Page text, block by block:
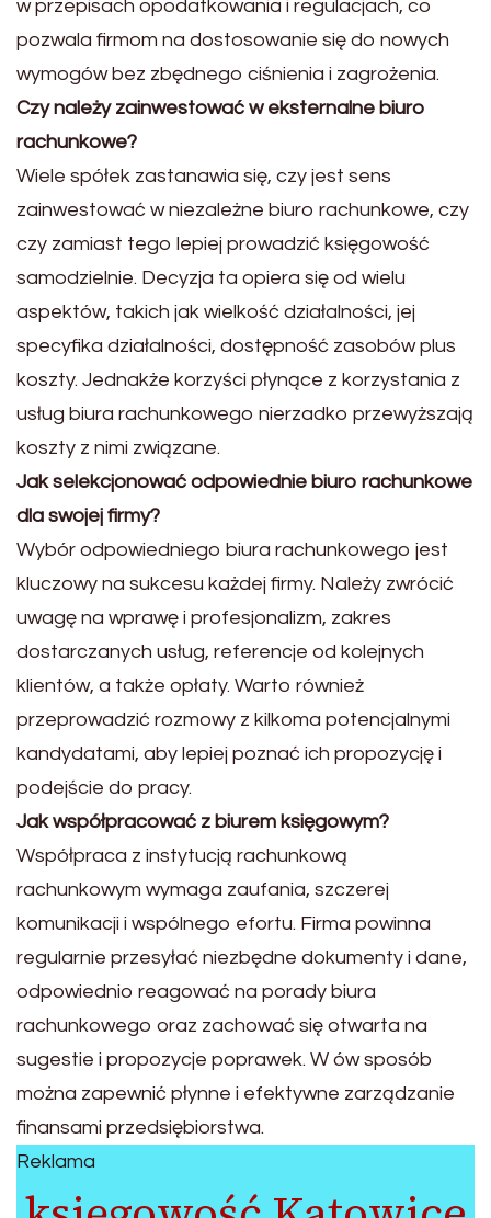
w przepisach opodatkowania i regulacjach, co
pozwala firmom na dostosowanie się do nowych
wymogów bez zbędnego ciśnienia i zagrożenia.
Czy należy zainwestować w eksternalne biuro
rachunkowe?
Wiele spółek zastanawia się, czy jest sens
zainwestować w niezależne biuro rachunkowe, czy
czy zamiast tego lepiej prowadzić księgowość
samodzielnie. Decyzja ta opiera się od wielu
aspektów, takich jak wielkość działalności, jej
specyfika działalności, dostępność zasobów plus
koszty. Jednakże korzyści płynące z korzystania z
usług biura rachunkowego nierzadko przewyższają
koszty z nimi związane.
Jak selekcjonować odpowiednie biuro rachunkowe
dla swojej firmy?
Wybór odpowiedniego biura rachunkowego jest
kluczowy na sukcesu każdej firmy. Należy zwrócić
uwagę na wprawę i profesjonalizm, zakres
dostarczanych usług, referencje od kolejnych
klientów, a także opłaty. Warto również
przeprowadzić rozmowy z kilkoma potencjalnymi
kandydatami, aby lepiej poznać ich propozycję i
podejście do pracy.
Jak współpracować z biurem księgowym?
Współpraca z instytucją rachunkową
rachunkowym wymaga zaufania, szczerej
komunikacji i wspólnego efortu. Firma powinna
regularnie przesyłać niezbędne dokumenty i dane,
odpowiednio reagować na porady biura
rachunkowego oraz zachować się otwarta na
sugestie i propozycje poprawek. W ów sposób
można zapewnić płynne i efektywne zarządzanie
finansami przedsiębiorstwa.
Reklama